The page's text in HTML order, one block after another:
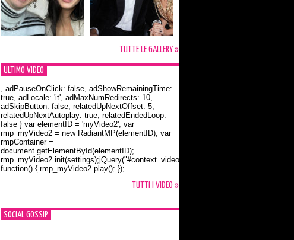
TUTTE LE GALLERY »
ULTIMO VIDEO
Orlando Bloom e la t-shirt dedicata a Flynn
, adPauseOnClick: false, adShowRemainingTime:
true, adLocale: 'it', adMaxNumRedirects: 10,
adSkipButton: false, relatedUpNextOffset: 5,
relatedUpNextAutoplay: true, relatedEndedLoop:
false } var elementID = 'myVideo2'; var
rmp_myVideo2 = new RadiantMP(elementID); var
rmpContainer =
document.getElementById(elementID);
rmp_myVideo2.init(settings);jQuery("#context_video2").one("mouseover",
function() { rmp_myVideo2.play(); });
TUTTI I VIDEO »
SOCIAL GOSSIP